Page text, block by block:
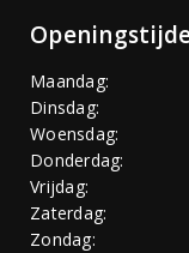
Maandag:
Dinsdag:
Woensdag:
Donderdag:
Vrijdag:
Zaterdag:
Zondag: